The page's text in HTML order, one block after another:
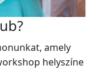
amely
helyszíne